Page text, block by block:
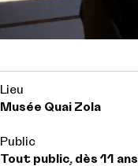
Lieu
Musée Quai Zola
Public
Tout public, dès 11 ans